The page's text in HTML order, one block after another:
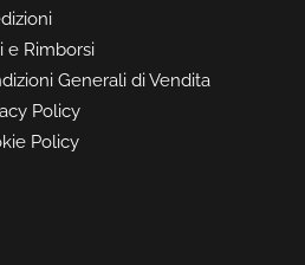
e Rimborsi
Generali di Vendita
Policy
Policy